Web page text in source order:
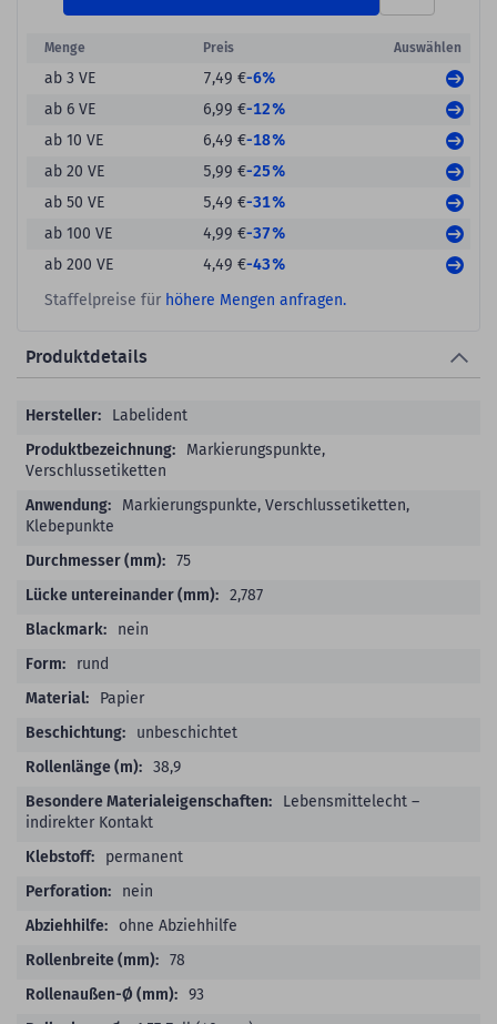
Menge Preis Auswählen
ab 3 VE 7,49 €-6%
ab 6 VE
6,99 €-12%
ab 10 VE
6,49 €-18%
ab 20 VE
5,99 €-25%
ab 50 VE
5,49 €-31%
ab 100 VE
4,99 €-37%
ab 200 VE
4,49 €-43%
Staffelpreise für höhere Mengen anfragen.
Produktdetails
ProduktdetailsLabelident
Markierungspunkte,
Verschlussetiketten
Markierungspunkte, Verschlussetiketten,
Klebepunkte
75
2,787
nein
rund
Papier
unbeschichtet
38,9
Lebensmittelecht –
indirekter Kontakt
permanent
nein
ohne Abziehhilfe
78
93